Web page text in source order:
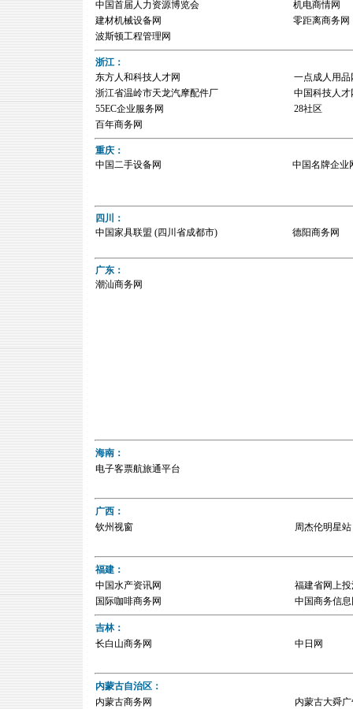
中国首届人力资源博览会
机电商情网
建材机械设备网
零距离商务网
波斯顿工程管理网
浙江：
东方人和科技人才网
一点成人用
浙江省温岭市天龙汽摩配件厂
中国科技人才
55EC企业服务网
28社区
百年商务网
重庆：
中国二手设备网
中国名牌企业
四川：
中国家具联盟 (四川省成都市)
德阳商务网
广东：
潮汕商务网
海南：
电子客票航旅通平台
广西：
钦州视窗
周杰伦明星站
福建：
中国水产资讯网
福建省网上
国际咖啡商务网
中国商务信息
吉林：
长白山商务网
中日网
内蒙古自治区：
内蒙古商务网
内蒙古大舜